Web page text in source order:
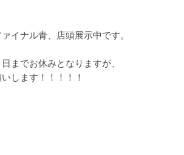
イナル青、店頭展示中です。
までお休みとなりますが、
します！！！！！